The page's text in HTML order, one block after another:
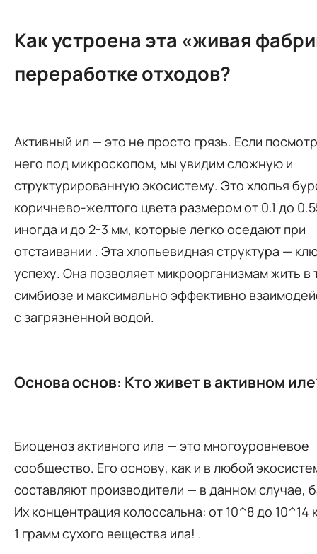
Как устроена эта «живая
переработке отходов?
Активный ил — это не просто грязь. Если
него под микроскопом, мы увидим сложную и
структурированную экосистему. Это хлопья
коричнево-желтого цвета размером от 0.1 до
иногда и до 2-3 мм, которые легко оседают при
отстаивании . Эта хлопьевидная структура —
успеху. Она позволяет микроорганизмам жить в
симбиозе и максимально эффективно
с загрязненной водой.
Основа основ: Кто живет в активном
Биоценоз активного ила — это многоуровневое
сообщество. Его основу, как и в любой
составляют производители — в данном случае,
Их концентрация колоссальна: от 10^8 до 10^14
1 грамм сухого вещества ила! .